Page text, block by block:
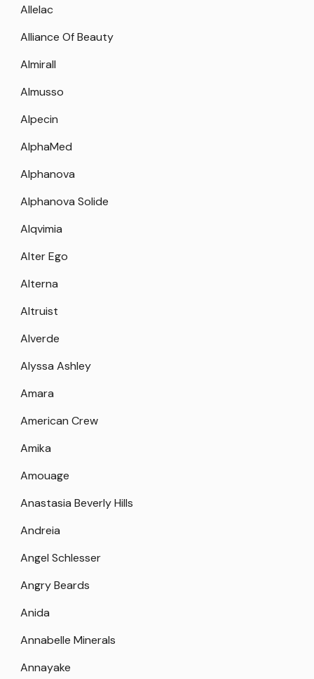
Allelac
Alliance Of Beauty
Almirall
Almusso
Alpecin
AlphaMed
Alphanova
Alphanova Solide
Alqvimia
Alter Ego
Alterna
Altruist
Alverde
Alyssa Ashley
Amara
American Crew
Amika
Amouage
Anastasia Beverly Hills
Andreia
Angel Schlesser
Angry Beards
Anida
Annabelle Minerals
Annayake